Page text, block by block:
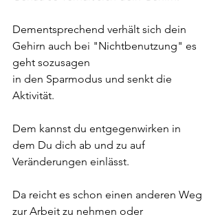
Dementsprechend verhält sich dein
Gehirn auch bei "Nichtbenutzung" es
geht sozusagen
in den Sparmodus und senkt die
Aktivität.
Dem kannst du entgegenwirken in
dem Du dich ab und zu auf
Veränderungen einlässt.
Da reicht es schon einen anderen Weg
zur Arbeit zu nehmen oder